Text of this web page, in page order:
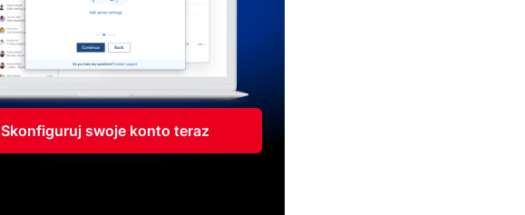
Skonfiguruj swoje konto teraz